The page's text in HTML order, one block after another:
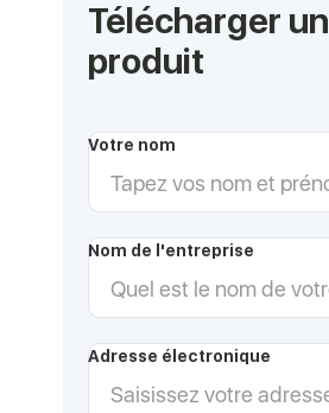
Télécharger
produit
Votre nom
Nom de l'entreprise
Adresse électronique